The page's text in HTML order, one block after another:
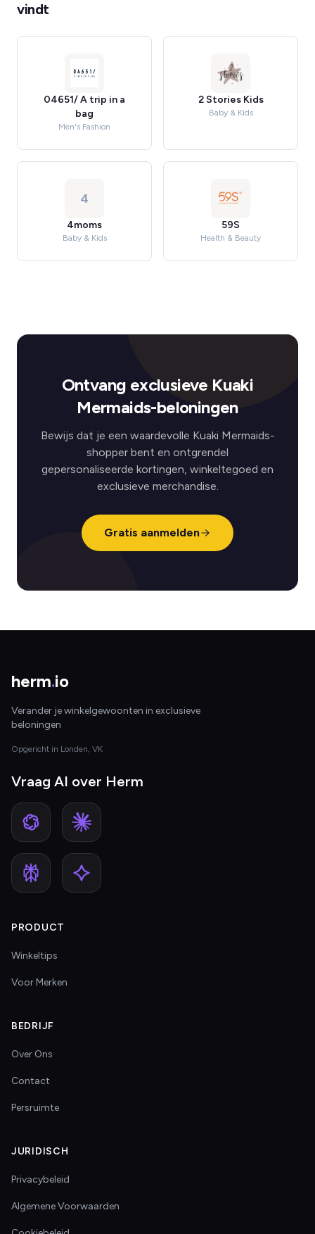
vindt
04651/ A trip in a
bag
Men's Fashion
2 Stories Kids
Baby & Kids
4
4moms
Baby & Kids
59S
Health & Beauty
Ontvang exclusieve Kuaki
Mermaids-beloningen
Bewijs dat je een waardevolle Kuaki Mermaids-
shopper bent en ontgrendel
gepersonaliseerde kortingen, winkeltegoed en
exclusieve merchandise.
Gratis aanmelden
herm.io
Verander je winkelgewoonten in exclusieve
beloningen
Opgericht in Londen, VK
Vraag AI over Herm
PRODUCT
Winkeltips
Voor Merken
BEDRIJF
Over Ons
Contact
Persruimte
JURIDISCH
Privacybeleid
Algemene Voorwaarden